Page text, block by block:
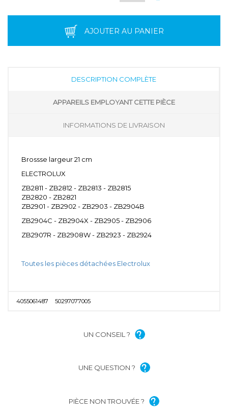
AJOUTER AU PANIER
DESCRIPTION COMPLÈTE
APPAREILS EMPLOYANT CETTE PIÈCE
INFORMATIONS DE LIVRAISON
Brossse largeur 21 cm
ELECTROLUX
ZB2811 - ZB2812 - ZB2813 - ZB2815
ZB2820 - ZB2821
ZB2901 - ZB2902 - ZB2903 - ZB2904B
ZB2904C - ZB2904X - ZB2905 - ZB2906
ZB2907R - ZB2908W - ZB2923 - ZB2924
Toutes les pièces détachées Electrolux
4055061487 50297077005
UN CONSEIL ?
UNE QUESTION ?
PIÈCE NON TROUVÉE ?